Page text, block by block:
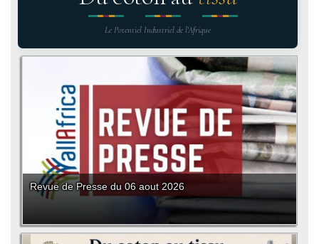
Le Potentiel Industriel de l'Afrique
Revue de Presse du 06 aout 2026